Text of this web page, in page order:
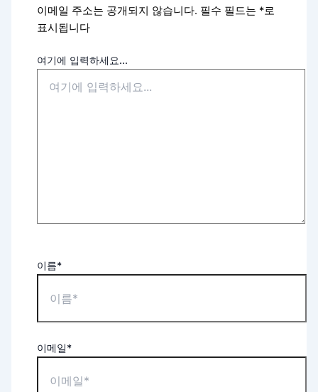
이메일 주소는 공개되지 않습니다. 필수 필드는 *로
표시됩니다
여기에 입력하세요...
이름*
이메일*